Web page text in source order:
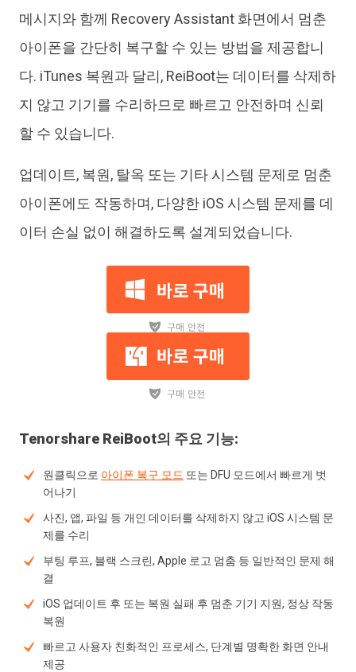
메시지와 함께 Recovery Assistant 화면에서 멈춘
아이폰을 간단히 복구할 수 있는 방법을 제공합니
다. iTunes 복원과 달리, ReiBoot는 데이터를 삭제하
지 않고 기기를 수리하므로 빠르고 안전하며 신뢰
할 수 있습니다.
업데이트, 복원, 탈옥 또는 기타 시스템 문제로 멈춘
아이폰에도 작동하며, 다양한 iOS 시스템 문제를 데
이터 손실 없이 해결하도록 설계되었습니다.
Tenorshare ReiBoot의 주요 기능:
원클릭으로 아이폰 복구 모드 또는 DFU 모드에서 빠르게 벗
어나기
사진, 앱, 파일 등 개인 데이터를 삭제하지 않고 iOS 시스템 문
제를 수리
부팅 루프, 블랙 스크린, Apple 로고 멈춤 등 일반적인 문제 해
결
iOS 업데이트 후 또는 복원 실패 후 멈춘 기기 지원, 정상 작동
복원
빠르고 사용자 친화적인 프로세스, 단계별 명확한 화면 안내
제공